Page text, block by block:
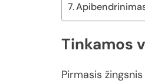
Tinkamos
Pirmasis